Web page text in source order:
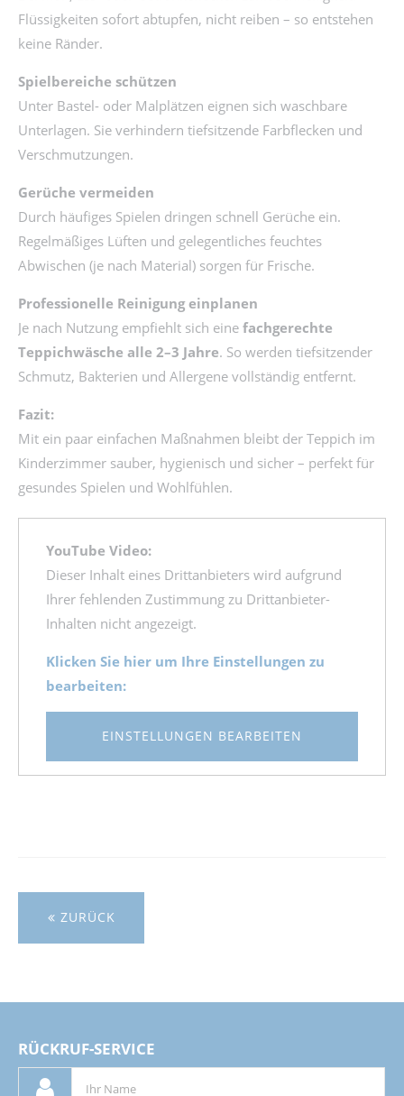
Flüssigkeiten sofort abtupfen, nicht reiben – so entstehen
keine Ränder.
Spielbereiche schützen
Unter Bastel- oder Malplätzen eignen sich waschbare
Unterlagen. Sie verhindern tiefsitzende Farbflecken und
Verschmutzungen.
Gerüche vermeiden
Durch häufiges Spielen dringen schnell Gerüche ein.
Regelmäßiges Lüften und gelegentliches feuchtes
Abwischen (je nach Material) sorgen für Frische.
Professionelle Reinigung einplanen
Je nach Nutzung empfiehlt sich einefachgerechte
Teppichwäsche alle 2–3 Jahre. So werden tiefsitzender
Schmutz, Bakterien und Allergene vollständig entfernt.
Fazit:
Mit ein paar einfachen Maßnahmen bleibt der Teppich im
Kinderzimmer sauber, hygienisch und sicher – perfekt für
gesundes Spielen und Wohlfühlen.
YouTube Video:
Dieser Inhalt eines Drittanbieters wird aufgrund
Ihrer fehlenden Zustimmung zu Drittanbieter-
Inhalten nicht angezeigt.
Klicken Sie hier um Ihre Einstellungen zu
bearbeiten:
EINSTELLUNGEN BEARBEITEN
ZURÜCK
RÜCKRUF-SERVICE